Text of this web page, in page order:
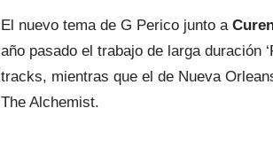
El nuevo tema de G Perico junto a
año pasado el trabajo de larga duración
tracks, mientras que el de Nueva
The Alchemist.